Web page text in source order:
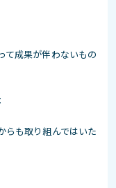
て成果が伴わないもの
らも取り組んではいた